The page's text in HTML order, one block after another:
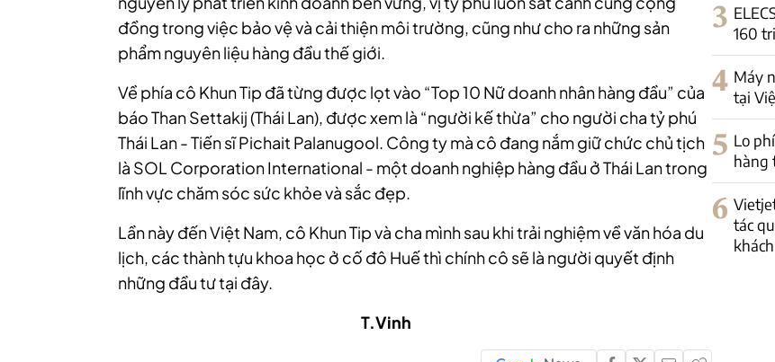
đồng trong việc bảo vệ và cải thiện môi trường, cũng như cho ra những sản
phẩm nguyên liệu hàng đầu thế giới.
Về phía cô Khun Tip đã từng được lọt vào “Top 10 Nữ doanh nhân hàng đầu” của
báo Than Settakij (Thái Lan), được xem là “người kế thừa” cho người cha tỷ phú
Thái Lan - Tiến sĩ Pichait Palanugool. Công ty mà cô đang nắm giữ chức chủ tịch
là SOL Corporation International - một doanh nghiệp hàng đầu ở Thái Lan trong
lĩnh vực chăm sóc sức khỏe và sắc đẹp.
Lần này đến Việt Nam, cô Khun Tip và cha mình sau khi trải nghiệm về văn hóa du
lịch, các thành tựu khoa học ở cố đô Huế thì chính cô sẽ là người quyết định
những đầu tư tại đây.
T.Vinh
3 160
4 Máy
tại
5 Lo
hàng
6 tác